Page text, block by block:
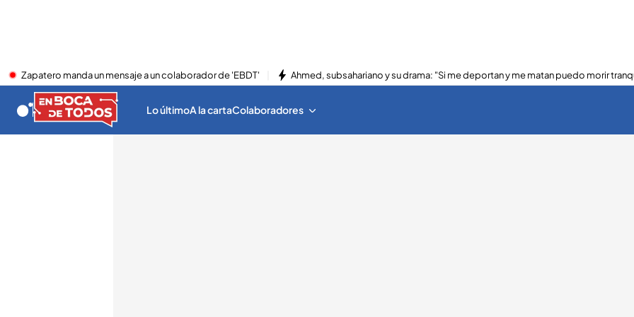
Zapatero manda un mensaje a un colaborador de 'EBDT' Ahmed, subsahariano y su drama: "Si me deportan y me matan puedo morir
Lo últimoA la cartaColaboradores